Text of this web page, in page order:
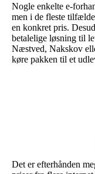
Nogle enkelte e-
men i de fleste
en konkret pris.
betalelige løsning til
Næstved, Nakskov
køre pakken til et
Det er efterhånden